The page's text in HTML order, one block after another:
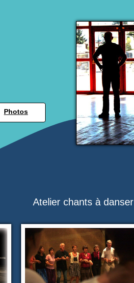
Photos
Atelier chants à danser